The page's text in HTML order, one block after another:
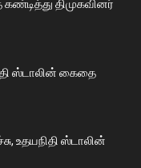
திமுகவினர்
ஸ்டாலின் கைதை
உதயநிதி ஸ்டாலின்